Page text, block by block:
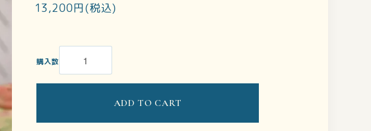
13,200円(税込)
購入数
ADD TO CART